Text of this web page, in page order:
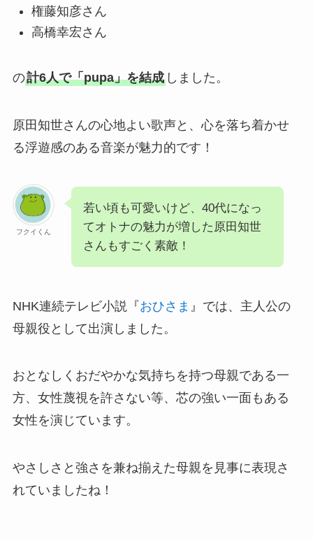
権藤知彦さん
高橋幸宏さん
の計6人で「pupa」を結成しました。
原田知世さんの心地よい歌声と、心を落ち着かせ
る浮遊感のある音楽が魅力的です！
フクイくん
若い頃も可愛いけど、40代になっ
てオトナの魅力が増した原田知世
さんもすごく素敵！
NHK連続テレビ小説『おひさま 』では、主人公の
母親役として出演しました。
おとなしくおだやかな気持ちを持つ母親である一
方、女性蔑視を許さない等、芯の強い一面もある
女性を演じています。
やさしさと強さを兼ね揃えた母親を見事に表現さ
れていましたね！